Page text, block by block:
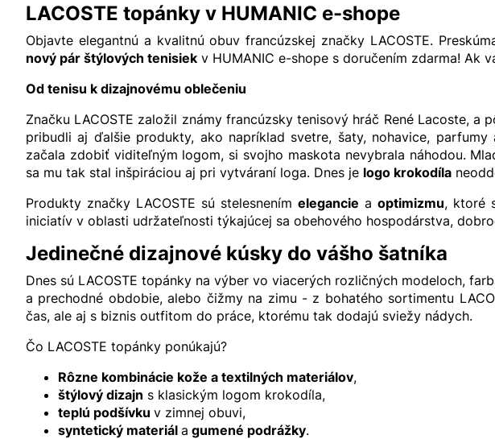
LACOSTE topánky v HUMANIC e-shope
Objavte elegantnú a kvalitnú obuv francúzskej značky LACOSTE.
nový pár štýlových tenisiek v HUMANIC e-shope s doručením zdarma! Ak
Od tenisu k dizajnovému oblečeniu
Značku LACOSTE založil známy francúzsky tenisový hráč René Lacoste, a
pribudli aj ďalšie produkty, ako napríklad svetre, šaty, nohavice,
začala zdobiť viditeľným logom, si svojho maskota nevybrala náhodou.
sa mu tak stal inšpiráciou aj pri vytváraní loga. Dnes je logo krokodíla
Produkty značky LACOSTE sú stelesnením elegancie a optimizmu, ktoré
iniciatív v oblasti udržateľnosti týkajúcej sa obehového hospodárstva,
Jedinečné dizajnové kúsky do vášho šatníka
Dnes sú LACOSTE topánky na výber vo viacerých rozličných modeloch,
a prechodné obdobie, alebo čižmy na zimu - z bohatého sortimentu
čas, ale aj s biznis outfitom do práce, ktorému tak dodajú sviežy nádych.
Čo LACOSTE topánky ponúkajú?
Rôzne kombinácie kože a textilných materiálov,
štýlový dizajn s klasickým logom krokodíla,
teplú podšívku v zimnej obuvi,
syntetický materiál a gumené podrážky.